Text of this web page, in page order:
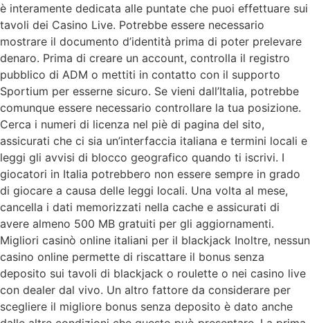
è interamente dedicata alle puntate che puoi effettuare sui
tavoli dei Casino Live. Potrebbe essere necessario
mostrare il documento d’identità prima di poter prelevare
denaro. Prima di creare un account, controlla il registro
pubblico di ADM o mettiti in contatto con il supporto
Sportium per esserne sicuro. Se vieni dall’Italia, potrebbe
comunque essere necessario controllare la tua posizione.
Cerca i numeri di licenza nel piè di pagina del sito,
assicurati che ci sia un’interfaccia italiana e termini locali e
leggi gli avvisi di blocco geografico quando ti iscrivi. I
giocatori in Italia potrebbero non essere sempre in grado
di giocare a causa delle leggi locali. Una volta al mese,
cancella i dati memorizzati nella cache e assicurati di
avere almeno 500 MB gratuiti per gli aggiornamenti.
Migliori casinò online italiani per il blackjack Inoltre, nessun
casino online permette di riscattare il bonus senza
deposito sui tavoli di blackjack o roulette o nei casino live
con dealer dal vivo. Un altro fattore da considerare per
scegliere il migliore bonus senza deposito è dato anche